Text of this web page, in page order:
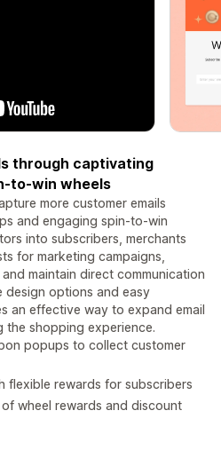
through captivating
to-win wheels
more customer emails
and engaging spin-to-win
into subscribers, merchants
for marketing campaigns,
maintain direct communication
design options and easy
an effective way to expand email
shopping experience.
popups to collect customer
flexible rewards for subscribers
wheel rewards and discount